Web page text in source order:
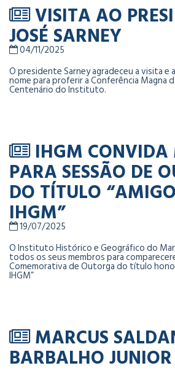
VISITA AO
JOSÉ SARNEY
04/11/2025
O presidente Sarney agradeceu a visita e
nome para proferir a Conferência Magna
Centenário do Instituto.
IHGM CONVIDA
PARA SESSÃO DE
DO TÍTULO
IHGM”
19/07/2025
O Instituto Histórico e Geográfico do
todos os seus membros para
Comemorativa de Outorga do título
IHGM”
MARCUS
BARBALHO